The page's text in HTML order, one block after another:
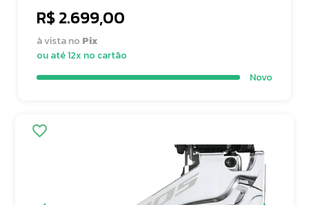
R$ 2.699,00
à vista no Pix
ou até 12x no cartão
Novo